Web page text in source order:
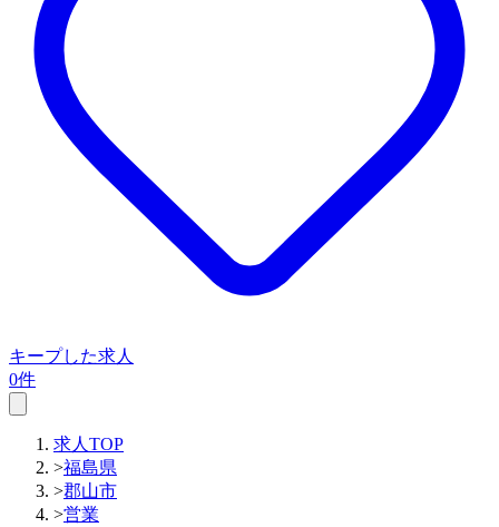
キープした求人
0件
求人TOP
>福島県
>郡山市
>営業